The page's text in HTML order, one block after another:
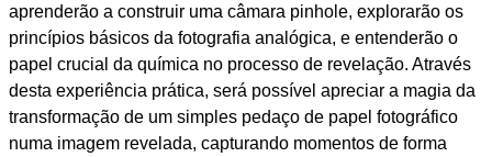
aprenderão a construir uma câmara pinhole, explorarão os
princípios básicos da fotografia analógica, e entenderão o
papel crucial da química no processo de revelação. Através
desta experiência prática, será possível apreciar a magia da
transformação de um simples pedaço de papel fotográfico
numa imagem revelada, capturando momentos de forma